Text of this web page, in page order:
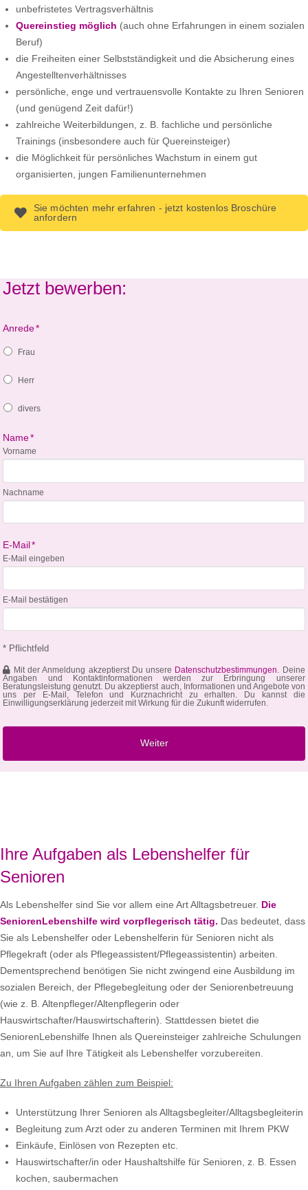
unbefristetes Vertragsverhältnis
Quereinstieg möglich (auch ohne Erfahrungen in einem sozialen
Beruf)
die Freiheiten einer Selbstständigkeit und die Absicherung eines
Angestelltenverhältnisses
persönliche, enge und vertrauensvolle Kontakte zu Ihren Senioren
(und genügend Zeit dafür!)
zahlreiche Weiterbildungen, z. B. fachliche und persönliche
Trainings (insbesondere auch für Quereinsteiger)
die Möglichkeit für persönliches Wachstum in einem gut
organisierten, jungen Familienunternehmen
Sie möchten mehr erfahren - jetzt kostenlos Broschüre
anfordern
Jetzt bewerben:
Anrede*
Frau
Herr
divers
Name*
Vorname
Nachname
E-Mail*
E-Mail eingeben
E-Mail bestätigen
* Pflichtfeld
Mit der Anmeldung akzeptierst Du unsere Datenschutzbestimmungen. Deine
Angaben und Kontaktinformationen werden zur Erbringung unserer
Beratungsleistung genutzt. Du akzeptierst auch, Informationen und Angebote von
uns per E-Mail, Telefon und Kurznachricht zu erhalten. Du kannst die
Einwilligungserklärung jederzeit mit Wirkung für die Zukunft widerrufen.
Ihre Aufgaben als Lebenshelfer für
Senioren
Als Lebenshelfer sind Sie vor allem eine Art Alltagsbetreuer. Die
SeniorenLebenshilfe wird vorpflegerisch tätig. Das bedeutet, dass
Sie als Lebenshelfer oder Lebenshelferin für Senioren nicht als
Pflegekraft (oder als Pflegeassistent/Pflegeassistentin) arbeiten.
Dementsprechend benötigen Sie nicht zwingend eine Ausbildung im
sozialen Bereich, der Pflegebegleitung oder der Seniorenbetreuung
(wie z. B. Altenpfleger/Altenpflegerin oder
Hauswirtschafter/Hauswirtschafterin). Stattdessen bietet die
SeniorenLebenshilfe Ihnen als Quereinsteiger zahlreiche Schulungen
an, um Sie auf Ihre Tätigkeit als Lebenshelfer vorzubereiten.
Zu Ihren Aufgaben zählen zum Beispiel:
Unterstützung Ihrer Senioren als Alltagsbegleiter/Alltagsbegleiterin
Begleitung zum Arzt oder zu anderen Terminen mit Ihrem PKW
Einkäufe, Einlösen von Rezepten etc.
Hauswirtschafter/in oder Haushaltshilfe für Senioren, z. B. Essen
kochen, saubermachen